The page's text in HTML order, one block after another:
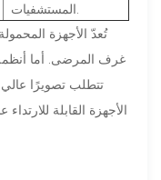
تُعدّ الأجهزة
غرف المرضى. أما
تتطلب تصويرًا عالي
الأجهزة القابلة